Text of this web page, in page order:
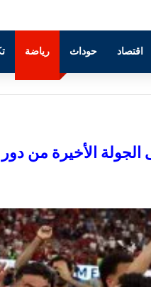
اقتصاد حوداث رياضة
الأخيرة من